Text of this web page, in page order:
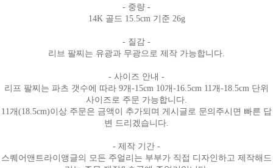
- 중량 -
14K 골드 15.5cm 기준 26g
- 질감 -
리브 팔찌는 유광과 무광으로 제작 가능합니다.
- 사이즈 안내 -
리프 팔찌는 파츠 갯수에 따라 9개-15cm 10개-16.5cm 11개-18.5cm 단위
사이즈로 주문 가능합니다.
11개(18.5cm)이상 주문은 금액이 추가되며 게시글로 문의주시면 빠른 답
변 드리겠습니다.
- 제작 기간 -
스퀘어앤트라이앵글의 모든 주얼리는 부부가 직접 디자인하고 제작해드